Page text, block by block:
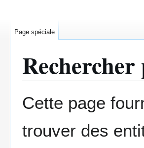
à
navigation
à
recherche
Cette page
trouver des
Page spéciale